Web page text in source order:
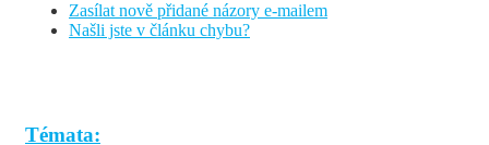
Zasílat nově přidané názory e-mailem
Našli jste v článku chybu?
Témata: